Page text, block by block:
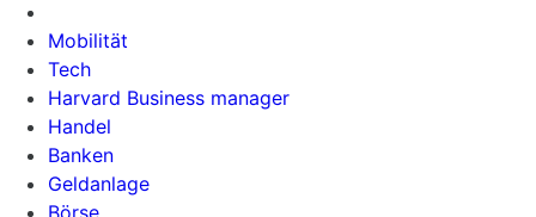
Mobilität
Tech
Harvard Business manager
Handel
Banken
Geldanlage
Börse